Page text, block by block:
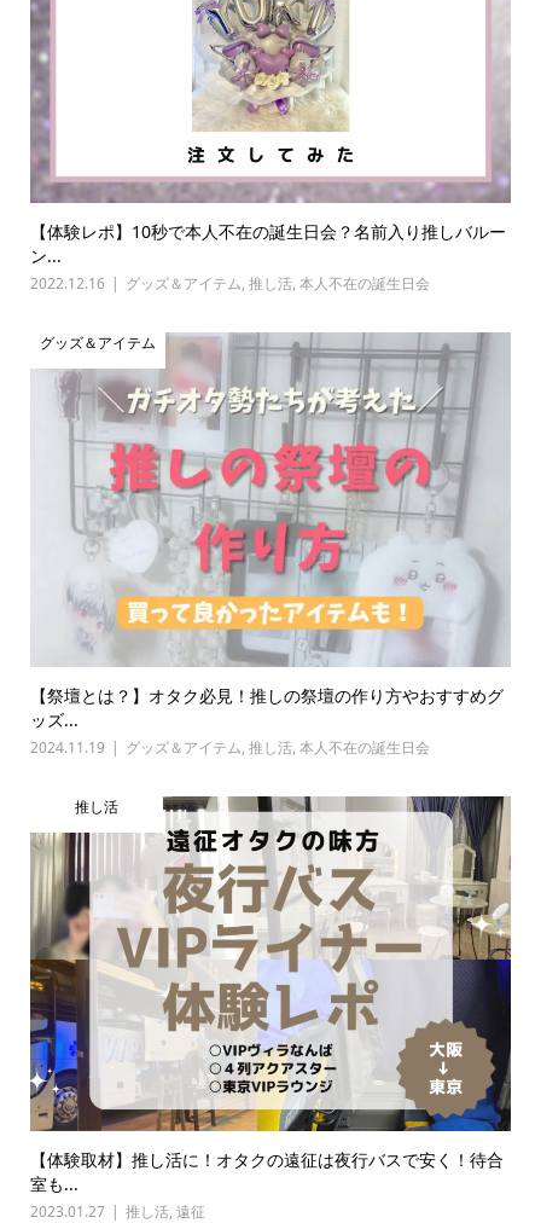
【体験レポ】10秒で本人不在の誕生日会？名前入り推しバルー
ン...
2022.12.16 グッズ＆アイテム, 推し活, 本人不在の誕生日会
グッズ＆アイテム
【祭壇とは？】オタク必見！推しの祭壇の作り方やおすすめグ
ッズ...
2024.11.19 グッズ＆アイテム, 推し活, 本人不在の誕生日会
推し活
【体験取材】推し活に！オタクの遠征は夜行バスで安く！待合
室も...
2023.01.27 推し活, 遠征